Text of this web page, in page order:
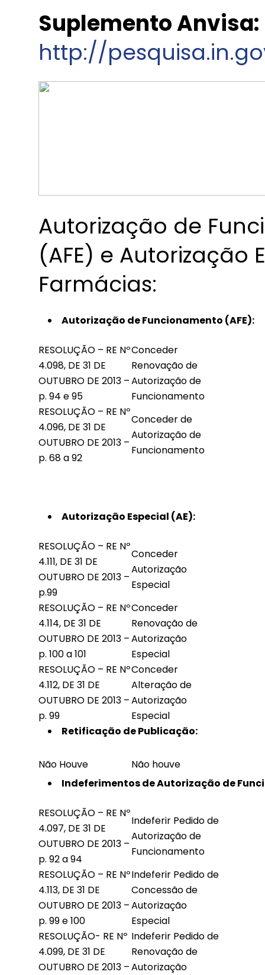
Suplemento Anvisa:
http://
Autorização de
(AFE) e Autorização
Farmácias:
Autorização de Funcionamento (AFE):
RESOLUÇÃO – RE Nº
4.098, DE 31 DE
OUTUBRO DE 2013 –
p. 94 e 95
Conceder
Renovação de
Autorização de
Funcionamento
RESOLUÇÃO – RE Nº
4.096, DE 31 DE
OUTUBRO DE 2013 –
p. 68 a 92
Conceder de
Autorização de
Funcionamento
Autorização Especial (AE):
RESOLUÇÃO – RE Nº
4.111, DE 31 DE
OUTUBRO DE 2013 –
p.99
Conceder
Autorização
Especial
RESOLUÇÃO – RE Nº
4.114, DE 31 DE
OUTUBRO DE 2013 –
p. 100 a 101
Conceder
Renovação de
Autorização
Especial
RESOLUÇÃO – RE Nº
4.112, DE 31 DE
OUTUBRO DE 2013 –
p. 99
Conceder
Alteração de
Autorização
Especial
Retificação de Publicação:
Não Houve
Não houve
Indeferimentos de Autorização de
RESOLUÇÃO – RE Nº
4.097, DE 31 DE
OUTUBRO DE 2013 –
p. 92 a 94
Indeferir Pedido de
Autorização de
Funcionamento
RESOLUÇÃO – RE Nº
4.113, DE 31 DE
OUTUBRO DE 2013 –
p. 99 e 100
Indeferir Pedido de
Concessão de
Autorização
Especial
RESOLUÇÃO- RE Nº
4.099, DE 31 DE
OUTUBRO DE 2013 –
Indeferir Pedido de
Renovação de
Autorização